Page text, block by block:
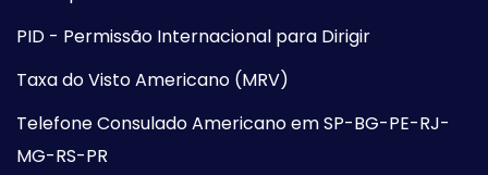
PID - Permissão Internacional para Dirigir
Taxa do Visto Americano (MRV)
Telefone Consulado Americano em SP-BG-PE-RJ-
MG-RS-PR